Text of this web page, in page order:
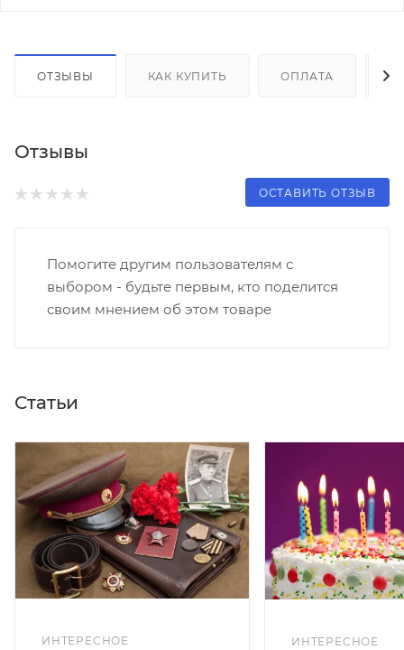
ОТЗЫВЫ КАК КУПИТЬ ОПЛАТА
Отзывы
ОСТАВИТЬ ОТЗЫВ
Помогите другим пользователям с
выбором - будьте первым, кто поделится
своим мнением об этом товаре
Статьи
ИНТЕРЕСНОЕ ИНТЕРЕСНОЕ